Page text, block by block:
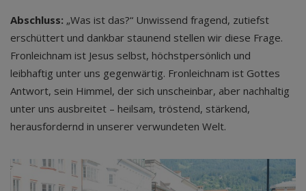
Abschluss: „Was ist das?“ Unwissend fragend, zutiefst
erschüttert und dankbar staunend stellen wir diese Frage.
Fronleichnam ist Jesus selbst, höchstpersönlich und
leibhaftig unter uns gegenwärtig. Fronleichnam ist Gottes
Antwort, sein Himmel, der sich unscheinbar, aber nachhaltig
unter uns ausbreitet – heilsam, tröstend, stärkend,
herausfordernd in unserer verwundeten Welt.